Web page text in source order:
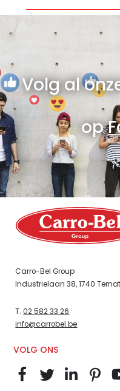
Volg al
op
Carro-Bel Group
Industrielaan 38, 1740 Ternat
T.02 582 33 26
info@carrobel.be
VOLG ONS